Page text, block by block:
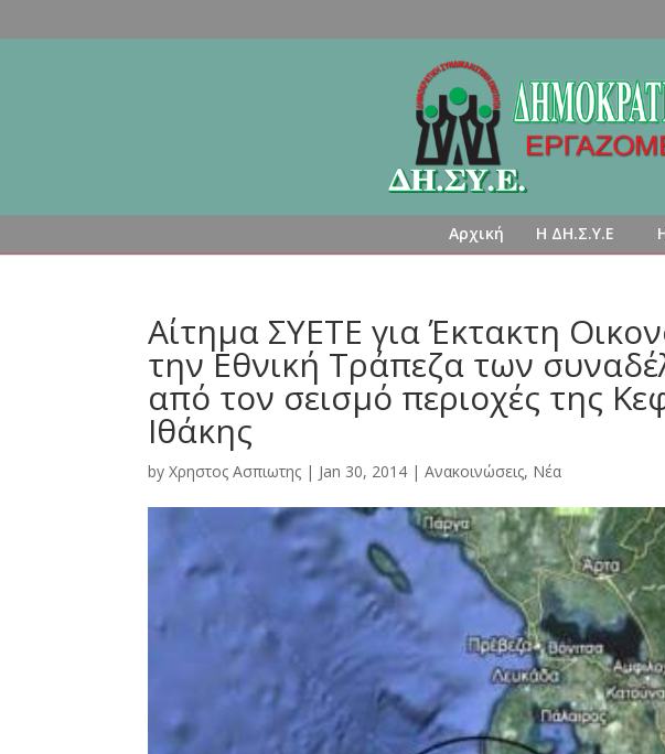
Αρχική Η ΔΗ.Σ.Υ.Ε
Αίτημα ΣΥΕΤΕ για Έκτακτη
την Εθνική Τράπεζα των
από τον σεισμό περιοχές της
Ιθάκης
byΧρηστος Ασπιωτης | Jan 30, 2014 |Ανακοινώσεις, Νέα